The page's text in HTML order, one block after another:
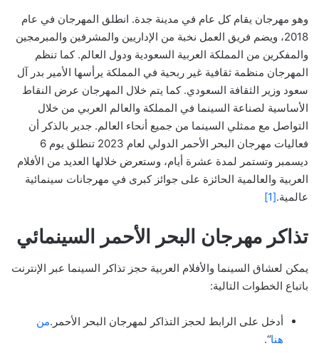
وهو مهرجان يقام كل عام في مدينة جدة. انطلق المهرجان في عام
2018، ويضم فريق العمل نخبة من الإداريين والمشرفين والمبرمجين
والمفكرين من المملكة العربية السعودية ودول العالم. كما تنظم
المهرجان منظمة ثقافية غير ربحية في المملكة يرأسها الأمير بدر آل
سعود وزير الثقافة السعودي. كما يتم خلال المهرجان عرض النقاط
الأساسية لصناعة السينما في المملكة والعالم العربي من خلال
التواصل مع ممثلي السينما من جميع أنحاء العالم. جدير بالذكر أن
فعاليات مهرجان البحر الأحمر الدولي لعام 2023 تنطلق يوم 6
ديسمبر وتستمر لمدة عشرة أيام، وستعرض خلالها العديد من الأفلام
العربية والعالمية الحائزة على جوائز كبرى في مهرجانات سينمائية
عالمية.[1]
تذاكر مهرجان البحر الأحمر السينمائي
يمكن لعشاق السينما والأفلام العربية حجز تذاكر السينما عبر الإنترنت
باتباع الخطوات التالية:
أدخل على الرابط لحجز التذاكر لمهرجان البحر الأحمر.من
هنا“.